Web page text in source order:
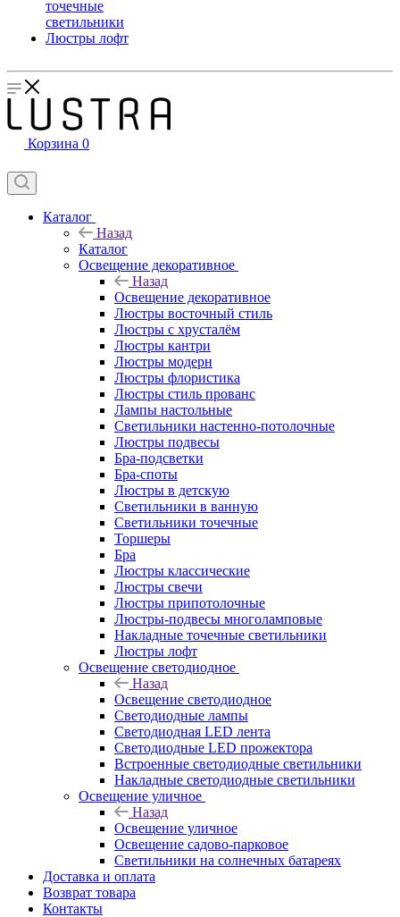
точечные
светильники
Люстры лофт
Корзина 0
Каталог
Назад
Каталог
Освещение декоративное
Назад
Освещение декоративное
Люстры восточный стиль
Люстры с хрусталём
Люстры кантри
Люстры модерн
Люстры флористика
Люстры стиль прованс
Лампы настольные
Светильники настенно-потолочные
Люстры подвесы
Бра-подсветки
Бра-споты
Люстры в детскую
Светильники в ванную
Светильники точечные
Торшеры
Бра
Люстры классические
Люстры свечи
Люстры припотолочные
Люстры-подвесы многоламповые
Накладные точечные светильники
Люстры лофт
Освещение светодиодное
Назад
Освещение светодиодное
Светодиодные лампы
Светодиодная LED лента
Светодиодные LED прожектора
Встроенные светодиодные светильники
Накладные светодиодные светильники
Освещение уличное
Назад
Освещение уличное
Освещение садово-парковое
Светильники на солнечных батареях
Доставка и оплата
Возврат товара
Контакты